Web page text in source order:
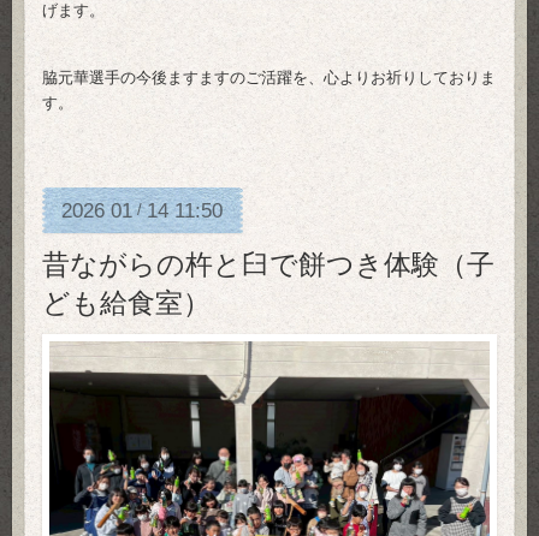
げます。
脇元華選手の今後ますますのご活躍を、心よりお祈りしておりま
す。
2026 01/14 11:50
昔ながらの杵と臼で餅つき体験（子
ども給食室）